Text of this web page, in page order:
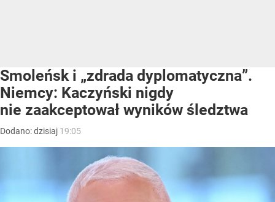
Smoleńsk i „zdrada dyplomatyczna”.
Niemcy: Kaczyński nigdy
nie zaakceptował wyników śledztwa
Dodano:dzisiaj 19:05